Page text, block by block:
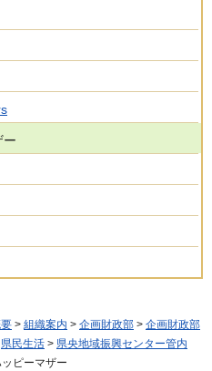
ー
> 組織案内 > 企画財政部 > 企画財政部
県民生活 > 県央地域振興センター管内
ピーマザー